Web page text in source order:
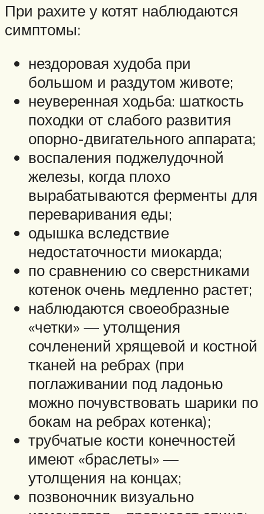
При рахите у котят наблюдаются
симптомы:
нездоровая худоба при
большом и раздутом животе;
неуверенная ходьба: шаткость
походки от слабого развития
опорно-двигательного аппарата;
воспаления поджелудочной
железы, когда плохо
вырабатываются ферменты для
переваривания еды;
одышка вследствие
недостаточности миокарда;
по сравнению со сверстниками
котенок очень медленно растет;
наблюдаются своеобразные
«четки» — утолщения
сочленений хрящевой и костной
тканей на ребрах (при
поглаживании под ладонью
можно почувствовать шарики по
бокам на ребрах котенка);
трубчатые кости конечностей
имеют «браслеты» —
утолщения на концах;
позвоночник визуально